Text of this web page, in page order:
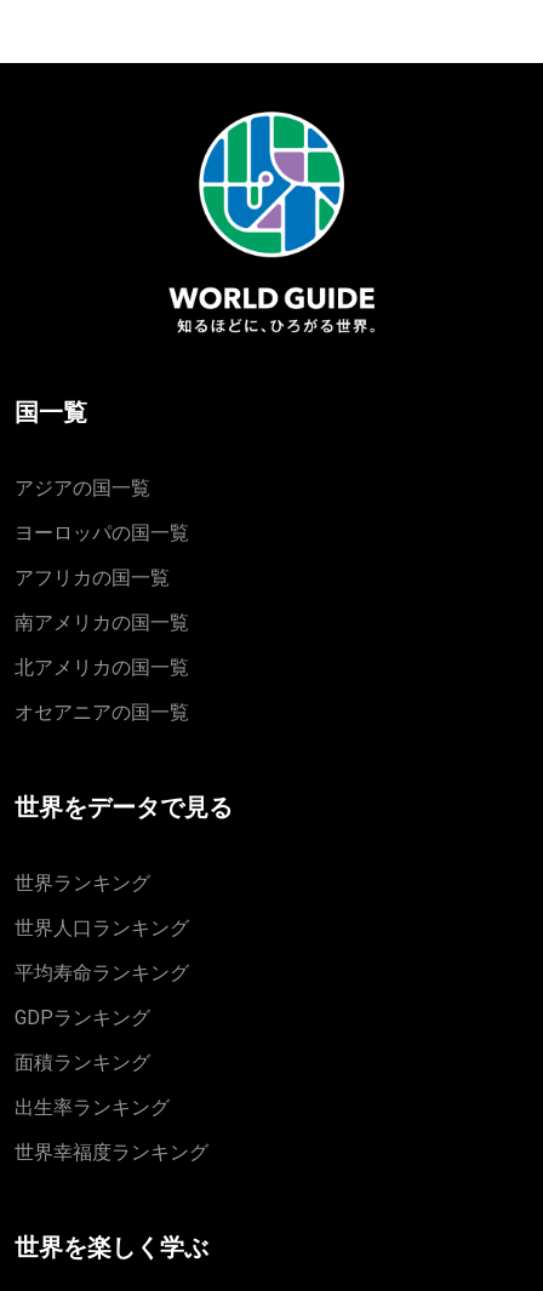
国一覧
アジアの国一覧
ヨーロッパの国一覧
アフリカの国一覧
南アメリカの国一覧
北アメリカの国一覧
オセアニアの国一覧
世界をデータで見る
世界ランキング
世界人口ランキング
平均寿命ランキング
GDPランキング
面積ランキング
出生率ランキング
世界幸福度ランキング
世界を楽しく学ぶ